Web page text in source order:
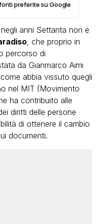
preferite su Google
anni Settanta non è
, che proprio in
percorso di
da Gianmarco Aimi
abbia vissuto quegli
nel MIT (Movimento
ha contribuito alle
diritti delle persone
di ottenere il cambio
documenti.